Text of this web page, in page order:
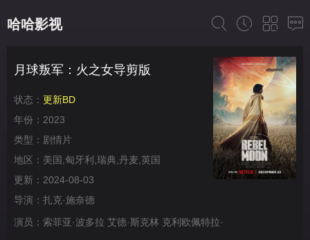
哈哈影视
月球叛军：火之女导剪版
状态： 更新BD
年份： 2023
类型： 剧情片
地区： 美国,匈牙利,瑞典,丹麦,英国
更新： 2024-08-03
导演： 扎克·施奈德
演员： 索菲亚·波多拉 艾德·斯克林 克利欧佩特拉·